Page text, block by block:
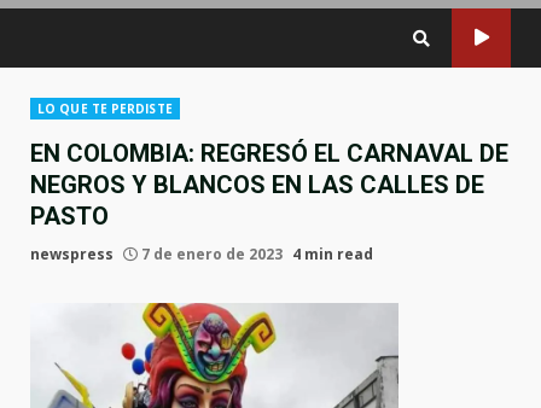
LO QUE TE PERDISTE
EN COLOMBIA: REGRESÓ EL CARNAVAL DE
NEGROS Y BLANCOS EN LAS CALLES DE
PASTO
newspress 7 de enero de 2023 4 min read